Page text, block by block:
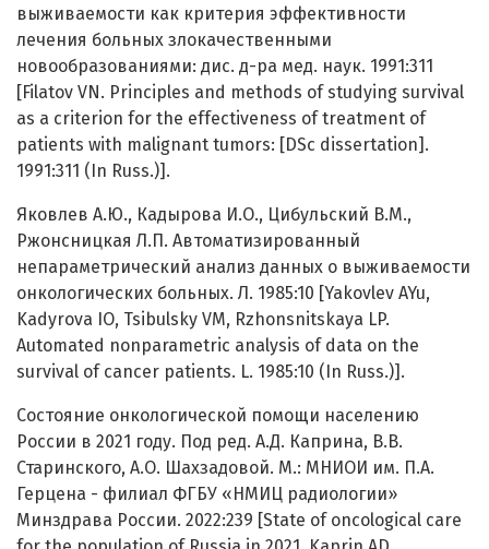
выживаемости как критерия эффективности
лечения больных злокачественными
новообразованиями: дис. д-ра мед. наук. 1991:311
[Filatov VN. Principles and methods of studying survival
as a criterion for the effectiveness of treatment of
patients with malignant tumors: [DSc dissertation].
1991:311 (In Russ.)].
Яковлев А.Ю., Кадырова И.О., Цибульский В.М.,
Ржонсницкая Л.П. Автоматизированный
непараметрический анализ данных о выживаемости
онкологических больных. Л. 1985:10 [Yakovlev AYu,
Kadyrova IO, Tsibulsky VM, Rzhonsnitskaya LP.
Automated nonparametric analysis of data on the
survival of cancer patients. L. 1985:10 (In Russ.)].
Состояние онкологической помощи населению
России в 2021 году. Под ред. А.Д. Каприна, В.В.
Старинского, А.О. Шахзадовой. М.: МНИОИ им. П.А.
Герцена - филиал ФГБУ «НМИЦ радиологии»
Минздрава России. 2022:239 [State of oncological care